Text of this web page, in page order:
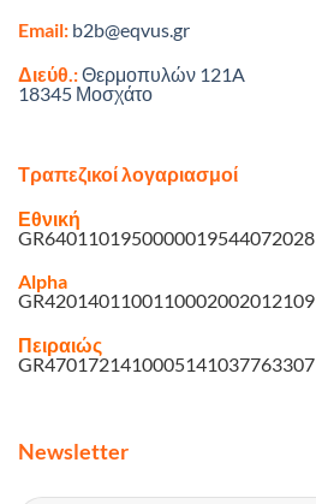
Email: b2b@eqvus.gr
Διεύθ.:Θερμοπυλών 121A
18345 Μοσχάτο
Τραπεζικοί λογαριασμοί
Εθνική
GR6401101950000019544072028
Alpha
GR4201401100110002002012109
Πειραιώς
GR4701721410005141037763307
Newsletter